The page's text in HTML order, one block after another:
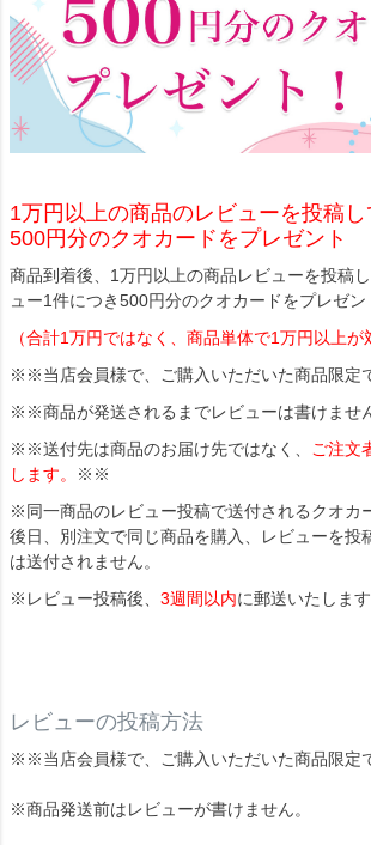
1万円以上の商品のレビューを投稿し
500円分のクオカードをプレゼント
商品到着後、1万円以上の商品レビューを投稿
ュー1件につき500円分のクオカードをプレゼン
（合計1万円ではなく、商品単体で1万円以上が
※※当店会員様で、ご購入いただいた商品限
※※商品が発送されるまでレビューは書けま
※※送付先は商品のお届け先ではなく、
ご注文
します。
※※
※同一商品のレビュー投稿で送付されるクオカ
後日、別注文で同じ商品を購入、レビューを投
は送付されません。
※レビュー投稿後、 3週間以内に郵送いたします
レビューの投稿方法
※※当店会員様で、ご購入いただいた商品限
※商品発送前はレビューが書けません。